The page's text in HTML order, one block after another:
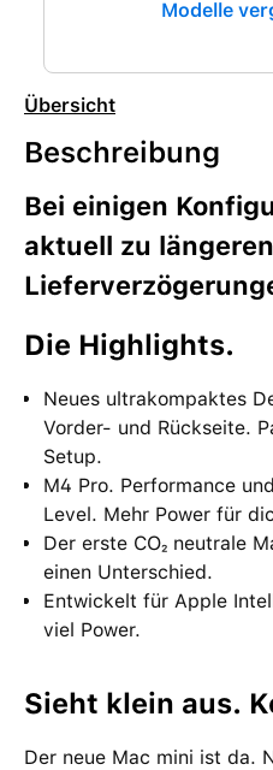
Modelle
Übersicht
Beschreibung
Bei einigen
aktuell zu längeren
Die High­lights.
Neues ultrakompaktes
Vorder- und Rück­seite.
Setup.
M4 Pro. Performance
Level. Mehr Power für
Der erste CO₂ neutrale
einen Unter­schied.
Entwickelt für Apple
viel Power.
Sieht klein aus.
Der neue Mac mini ist da.